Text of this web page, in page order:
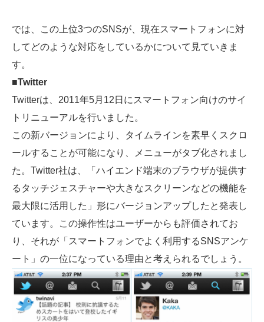
では、この上位3つのSNSが、現在スマートフォンに対
してどのような対応をしているかについて見ていきま
す。
■Twitter
Twitterは、2011年5月12日にスマートフォン向けのサイ
トリニューアルを行いました。
この新バージョンにより、タイムラインを素早くスクロ
ールすることが可能になり、メニューがタブ化されまし
た。Twitter社は、「ハイエンド端末のブラウザが提供す
るタッチジェスチャーや大きなスクリーンなどの機能を
最大限に活用した」形にバージョンアップしたと発表し
ています。この操作性はユーザーからも評価されてお
り、それが「スマートフォンでよく利用するSNSアンケ
ート」の一位になっている理由と考えられるでしょう。